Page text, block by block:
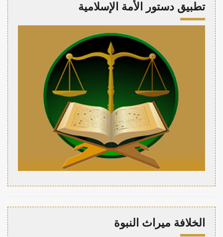
تطبيق دستور الأمة الإسلامية
الخلافة ميراث النبوة